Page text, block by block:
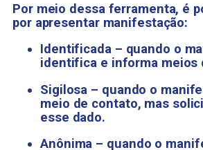
Por meio dessa ferramenta, é
por apresentar manifestação:
Identificada – quando o
identifica e informa meios
Sigilosa – quando o
meio de contato, mas
esse dado.
Anônima – quando o